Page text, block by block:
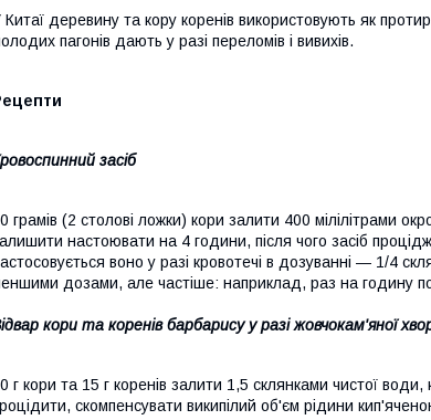
Китаї деревину та кору коренів використовують як
пагонів дають у разі переломів і вивихів.
засіб
грамів (2 столові ложки) кори залити 400 мілілітрами
настоювати на 4 години, після чого засіб
воно у разі кровотечі в дозуванні — 1/4
дозами, але частіше: наприклад, раз на годину
кори та коренів барбарису у разі жовчокам'яної
г кори та 15 г коренів залити 1,5 склянками чистої
скомпенсувати википілий об'єм рідини